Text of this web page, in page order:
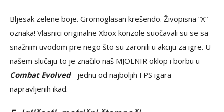
Bljesak zelene boje. Gromoglasan krešendo. Živopisna “X“
oznaka! Vlasnici originalne Xbox konzole suočavali su se sa
snažnim uvodom pre nego što su zaronili u akciju za igre. U
našem slučaju to je značilo naš MJOLNIR oklop i borbu u
Combat Evolved- jednu od najboljih FPS igara
napravljenih ikad.